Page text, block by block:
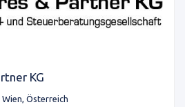
KG
Österreich